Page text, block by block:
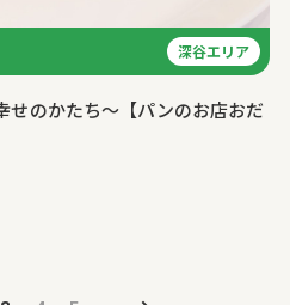
深谷エリア
せのかたち〜【パンのお店おだ